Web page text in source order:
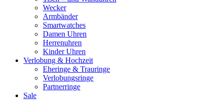
Wecker
Armbänder
Smartwatches
Damen Uhren
Herrenuhren
Kinder Uhren
Verlobung & Hochzeit
Eheringe & Trauringe
Verlobungsringe
Partnerringe
Sale